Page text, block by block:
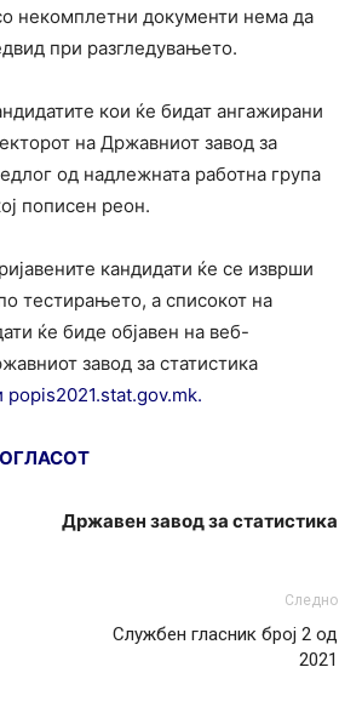
некомплетни документи нема да
при разгледувањето.
кои ќе бидат ангажирани
на Државниот завод за
од надлежната работна група
пописен реон.
кандидати ќе се изврши
тестирањето, а списокот на
ќе биде објавен на веб-
завод за статистика
popis2021.stat.gov.mk.
Државен завод за статистика
Следно
Службен гласник број 2 од
2021